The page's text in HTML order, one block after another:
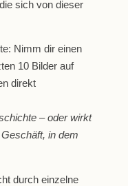
sich von dieser
Nimm dir einen
10 Bilder auf
direkt
– oder wirkt
in dem
durch einzelne